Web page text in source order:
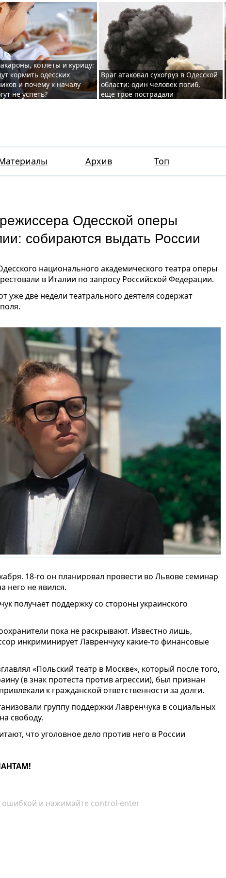
котлеты и курицу:
кормить одесских
и почему к началу
не успеть?
Враг атаковал сухогруз в Одесской
области: один человек погиб,
еще трое пострадали
Архив Топ
Одесской оперы
собираются выдать России
национального академического театра оперы
в Италии по запросу Российской Федерации.
уже две недели театрального деятеля содержат
18-го он планировал провести во Львове семинар
него не явился.
получает поддержку со стороны украинского
пока не раскрывают. Известно лишь,
инкриминирует Лавренчуку какие-то финансовые
«Польский театр в Москве», который после того,
(в знак протеста против агрессии), был признан
к гражданской ответственности за долги.
группу поддержки Лавренчука в социальных
свободу.
что уголовное дело против него в России
ошибкой и нажимайте control-enter